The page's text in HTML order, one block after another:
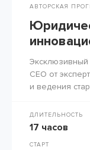
АВТОРСКАЯ
Эксклюзивный
СЕО от
и ведения
ДЛИТЕЛЬНОСТЬ
17 часов
СТАРТ